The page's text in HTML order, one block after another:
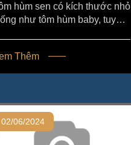
hùm sen có kích thước nhỏ
như tôm hùm baby, tuy
Thêm
02/06/2024